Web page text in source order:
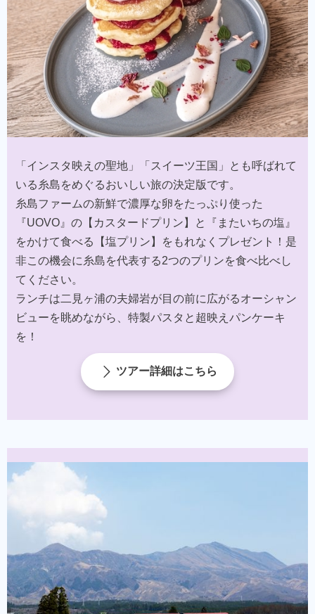
「インスタ映えの聖地」「スイーツ王国」とも呼ばれて
いる糸島をめぐるおいしい旅の決定版です。​
糸島ファームの新鮮で濃厚な卵をたっぷり使った
『UOVO』の【カスタードプリン】と『またいちの塩』
をかけて食べる【塩プリン】をもれなくプレゼント！是
非この機会に糸島を代表する2つのプリンを食べ比べし
てください。​
ランチは二見ヶ浦の夫婦岩が目の前に広がるオーシャン
ビューを眺めながら、特製パスタと超映えパンケーキ
を！​
ツアー詳細はこちら